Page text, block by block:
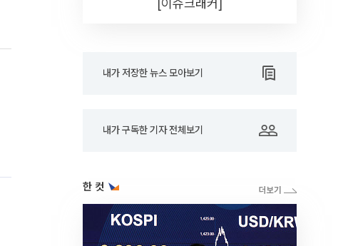
[이슈크래커]
내가 저장한 뉴스 모아보기
내가 구독한 기자 전체보기
한 컷